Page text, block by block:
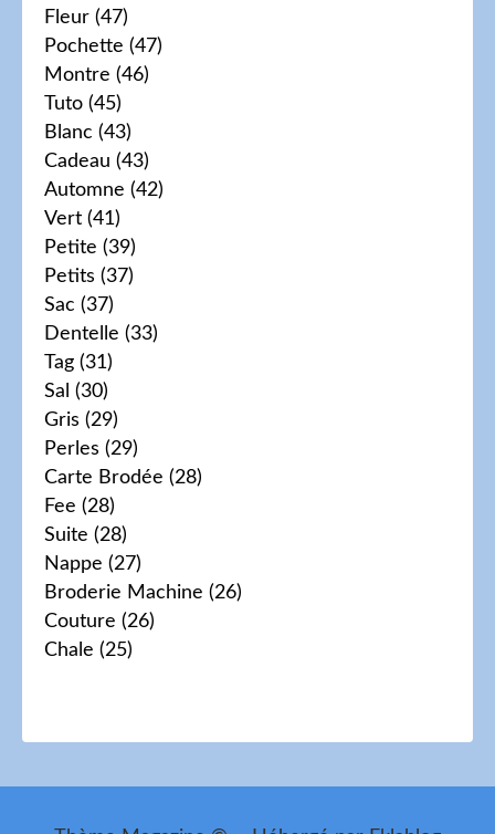
Fleur (47)
Pochette (47)
Montre (46)
Tuto (45)
Blanc (43)
Cadeau (43)
Automne (42)
Vert (41)
Petite (39)
Petits (37)
Sac (37)
Dentelle (33)
Tag (31)
Sal (30)
Gris (29)
Perles (29)
Carte Brodée (28)
Fee (28)
Suite (28)
Nappe (27)
Broderie Machine (26)
Couture (26)
Chale (25)